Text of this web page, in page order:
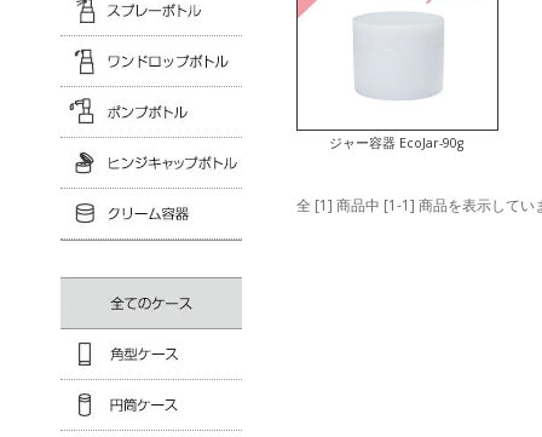
ジャー容器 EcoJar-90g
全 [1] 商品中 [1-1] 商品を表示してい